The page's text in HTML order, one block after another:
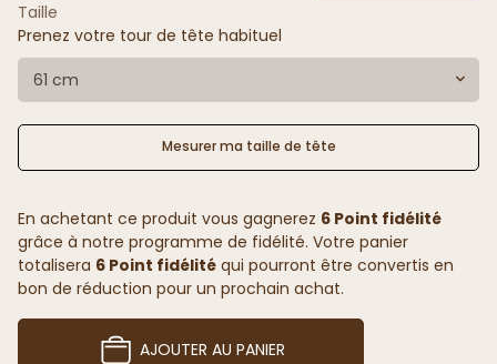
Taille
Prenez votre tour de tête habituel
61 cm
Mesurer ma taille de tête
En achetant ce produit vous gagnerez 6 Point fidélité
grâce à notre programme de fidélité. Votre panier
totalisera 6 Point fidélité qui pourront être convertis en
bon de réduction pour un prochain achat.
AJOUTER AU PANIER